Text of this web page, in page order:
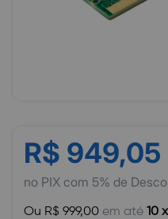
R$ 949,05
no PIX com 5% de
Ou R$ 999,00 em até 10